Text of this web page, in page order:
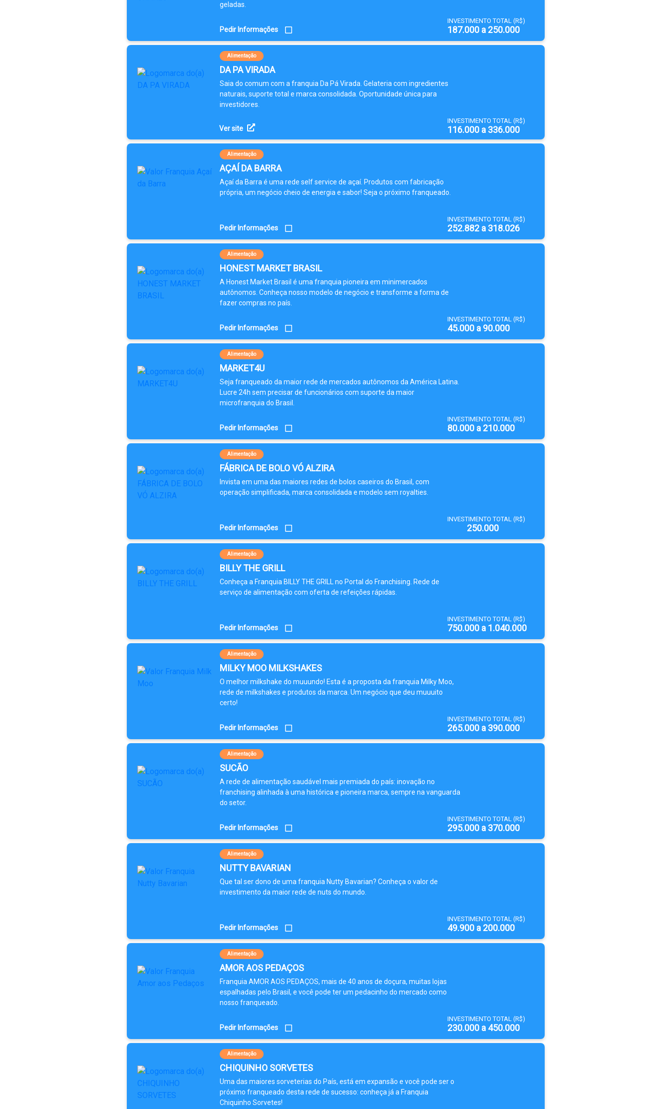
geladas.
INVESTIMENTO TOTAL (R$)
187.000 a 250.000
Pedir Informações
Alimentação
DA PA VIRADA
Saia do comum com a franquia Da Pá Virada. Gelateria com ingredientes
naturais, suporte total e marca consolidada. Oportunidade única para
investidores.
INVESTIMENTO TOTAL (R$)
116.000 a 336.000
Ver site
Alimentação
AÇAÍ DA BARRA
Açaí da Barra é uma rede self service de açaí. Produtos com fabricação
própria, um negócio cheio de energia e sabor! Seja o próximo franqueado.
INVESTIMENTO TOTAL (R$)
252.882 a 318.026
Pedir Informações
Alimentação
HONEST MARKET BRASIL
A Honest Market Brasil é uma franquia pioneira em minimercados
autônomos. Conheça nosso modelo de negócio e transforme a forma de
fazer compras no país.
INVESTIMENTO TOTAL (R$)
45.000 a 90.000
Pedir Informações
Alimentação
MARKET4U
Seja franqueado da maior rede de mercados autônomos da América Latina.
Lucre 24h sem precisar de funcionários com suporte da maior
microfranquia do Brasil.
INVESTIMENTO TOTAL (R$)
80.000 a 210.000
Pedir Informações
Alimentação
FÁBRICA DE BOLO VÓ ALZIRA
Invista em uma das maiores redes de bolos caseiros do Brasil, com
operação simplificada, marca consolidada e modelo sem royalties.
INVESTIMENTO TOTAL (R$)
250.000
Pedir Informações
Alimentação
BILLY THE GRILL
Conheça a Franquia BILLY THE GRILL no Portal do Franchising. Rede de
serviço de alimentação com oferta de refeições rápidas.
INVESTIMENTO TOTAL (R$)
750.000 a 1.040.000
Pedir Informações
Alimentação
MILKY MOO MILKSHAKES
O melhor milkshake do muuundo! Esta é a proposta da franquia Milky Moo,
rede de milkshakes e produtos da marca. Um negócio que deu muuuito
certo!
INVESTIMENTO TOTAL (R$)
265.000 a 390.000
Pedir Informações
Alimentação
SUCÃO
A rede de alimentação saudável mais premiada do país: inovação no
franchising alinhada à uma histórica e pioneira marca, sempre na vanguarda
do setor.
INVESTIMENTO TOTAL (R$)
295.000 a 370.000
Pedir Informações
Alimentação
NUTTY BAVARIAN
Que tal ser dono de uma franquia Nutty Bavarian? Conheça o valor de
investimento da maior rede de nuts do mundo.
INVESTIMENTO TOTAL (R$)
49.900 a 200.000
Pedir Informações
Alimentação
AMOR AOS PEDAÇOS
Franquia AMOR AOS PEDAÇOS, mais de 40 anos de doçura, muitas lojas
espalhadas pelo Brasil, e você pode ter um pedacinho do mercado como
nosso franqueado.
INVESTIMENTO TOTAL (R$)
230.000 a 450.000
Pedir Informações
Alimentação
CHIQUINHO SORVETES
Uma das maiores sorveterias do País, está em expansão e você pode ser o
próximo franqueado desta rede de sucesso: conheça já a Franquia
Chiquinho Sorvetes!